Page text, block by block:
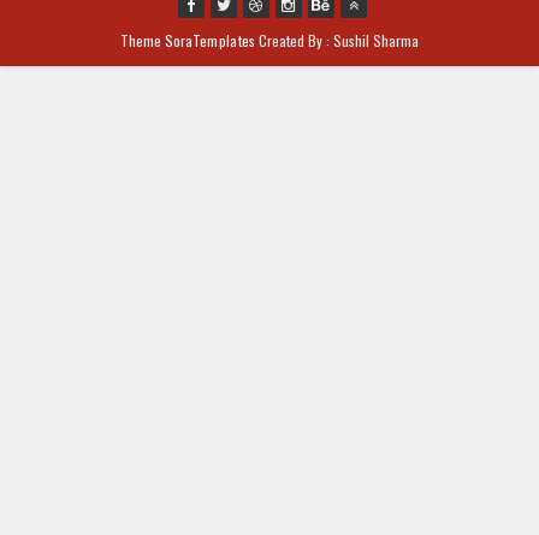
Theme SoraTemplates Created By : Sushil Sharma